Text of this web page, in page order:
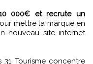
000€ et recrute un
mettre la marque en
nouveau site internet
Tourisme concentre